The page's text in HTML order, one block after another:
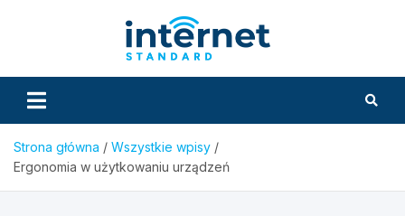
Strona główna
Wszystkie wpisy
Ergonomia w użytkowaniu urządzeń